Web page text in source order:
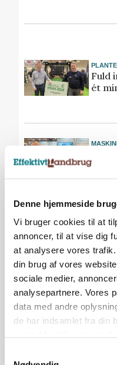
Denne hjemmeside
Vi bruger cookies til at
annoncer, til at vise dig
at analysere vores
din brug af vores
sociale medier,
analysepartnere. Vores
data med andre
de har indsamlet fra din
Fuld
ét
KVÆG